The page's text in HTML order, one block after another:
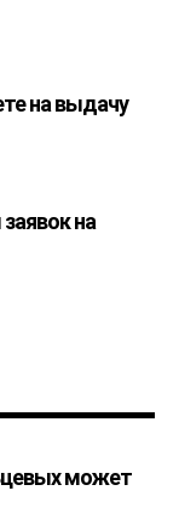
на выдачу
на
может